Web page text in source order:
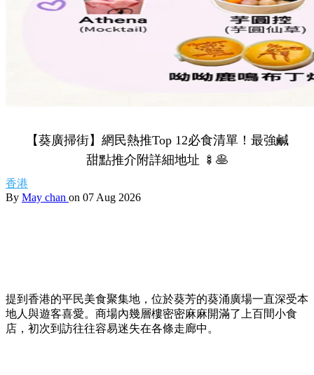
【葵廣掃街】網民熱推Top 12必食清單！最強鹹
甜點推介附詳細地址 🍢🥞
香港
By May chan on 07 Aug 2026
提到香港的平民美食聚集地，位於葵芳的葵涌廣場一直深受本
地人與遊客喜愛。商場內幾層樓密密麻麻開滿了上百間小食
店，初次到訪往往容易迷失在各條走廊中。